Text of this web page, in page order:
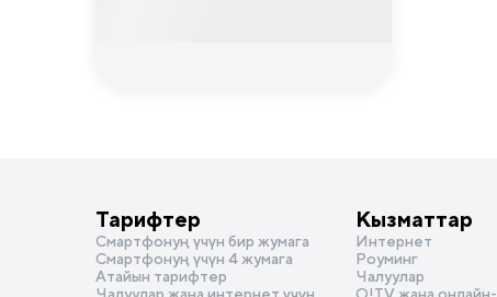
Тарифтер
Смартфонуң үчүн бир жумага
Смартфонуң үчүн 4 жумага
Атайын тарифтер
Кызматтар
Интернет
Роуминг
Чалуулар